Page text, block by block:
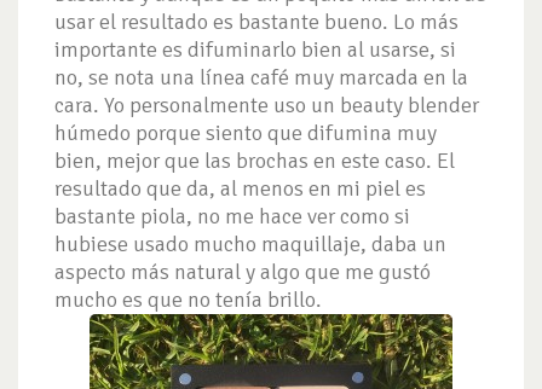
usar el resultado es bastante bueno. Lo más
importante es difuminarlo bien al usarse, si
no, se nota una línea café muy marcada en la
cara. Yo personalmente uso un beauty blender
húmedo porque siento que difumina muy
bien, mejor que las brochas en este caso. El
resultado que da, al menos en mi piel es
bastante piola, no me hace ver como si
hubiese usado mucho maquillaje, daba un
aspecto más natural y algo que me gustó
mucho es que no tenía brillo.